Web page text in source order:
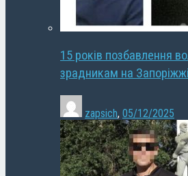
15 років позбавлення
зрадникам на Запоріжжі
zapsich, 05/12/2025